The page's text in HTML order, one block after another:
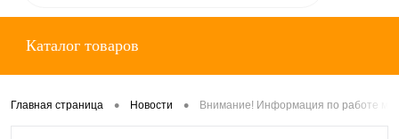
Каталог товаров
Главная страница • Новости • Внимание! Информация по работе